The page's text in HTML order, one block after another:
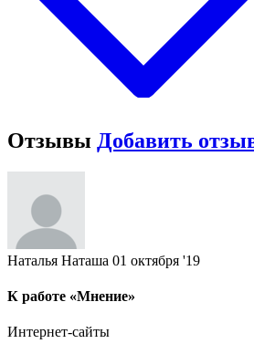
Отзывы Добавить
Наталья Наташа 01 октября '19
К работе «Мнение»
Интернет-сайты